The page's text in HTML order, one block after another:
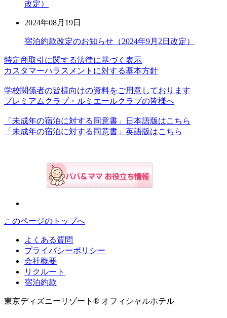
改定）
2024年08月19日
宿泊約款改定のお知らせ（2024年9月2日改定）
特定商取引に関する法律に基づく表示
カスタマーハラスメントに対する基本方針
学校関係者の皆様向けの資料をご用意しております
プレミアムクラブ・ルミエールクラブの皆様へ
「未成年の宿泊に対する同意書」日本語版はこちら
「未成年の宿泊に対する同意書」英語版はこちら
このページのトップへ
よくある質問
プライバシーポリシー
会社概要
リクルート
宿泊約款
東京ディズニーリゾート® オフィシャルホテル